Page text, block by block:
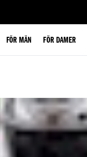
FÖR MÄN FÖR DAMER